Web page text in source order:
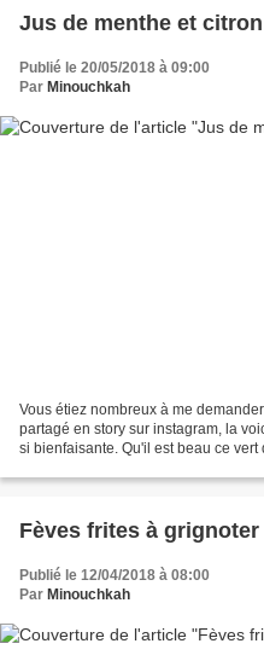
Jus de menthe et citron
Publié le 20/05/2018 à 09:00
Par Minouchkah
Vous étiez nombreux à me
partagé en story sur instagram, la
si bienfaisante. Qu'il est beau ce
Fèves frites à grignoter
Publié le 12/04/2018 à 08:00
Par Minouchkah